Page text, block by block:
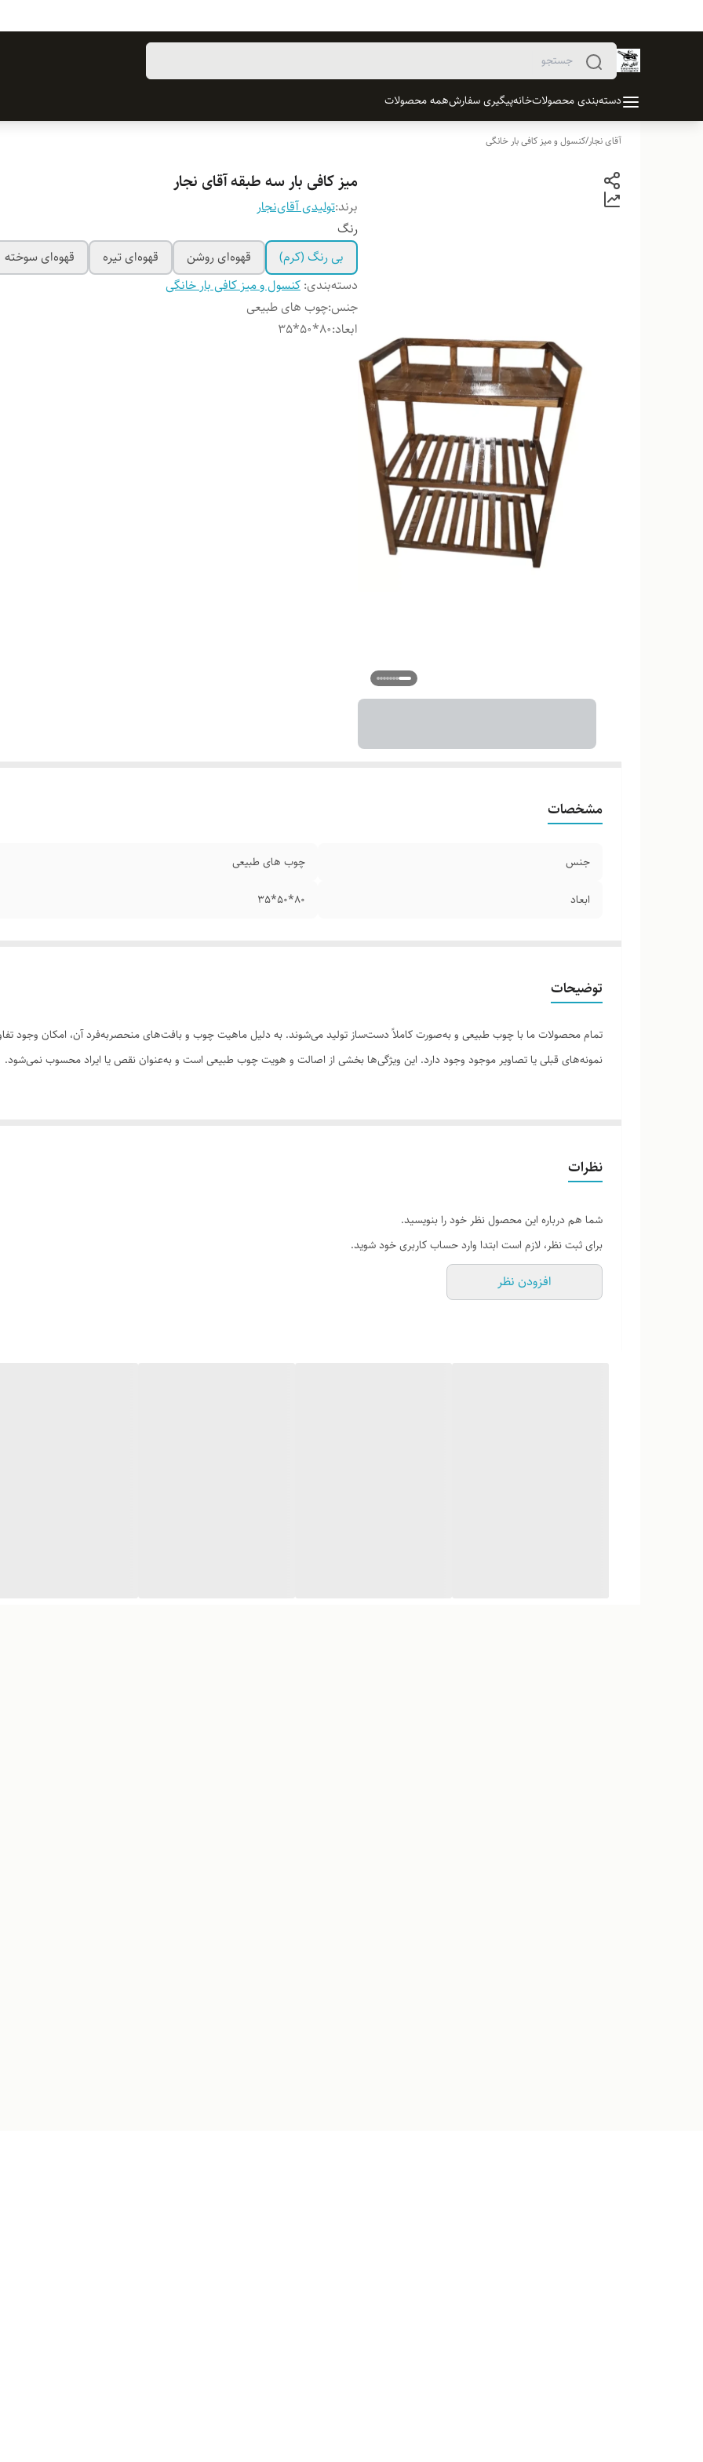
دسته‌بندی محصولاتخانهپیگیری سفارشهمه محصولات
آقای نجار/کنسول و میز کافی بار خانگی
میز کافی بار سه طبقه آقای نجار
برند:تولیدی آقای‌نجار
رنگ
بی رنگ (کرم)
قهوه‌ای روشن قهوه‌ای تیره
قهوه‌ای سوخته
دسته‌بندی: کنسول و میز کافی بار خانگی
جنس:چوب های طبیعی
ابعاد:
80*50*35
مشخصات
جنس چوب های طبیعی
ابعاد 80*50*35
توضیحات
تمام محصولات ما با چوب طبیعی و به‌صورت کاملاً دست‌ساز تولید می‌شوند. به دلیل ماهیت چوب و بافت‌های منحصر‌به‌فرد آن، امکان وجود
نمونه‌های قبلی یا تصاویر موجود وجود دارد. این ویژگی‌ها بخشی از اصالت و هویت چوب طبیعی است و به‌عنوان نقص یا ایراد محسوب نمی‌شود.
نظرات
شما هم درباره این محصول نظر خود را بنویسید.
برای ثبت نظر، لازم است ابتدا وارد حساب کاربری خود شوید.
افزودن نظر